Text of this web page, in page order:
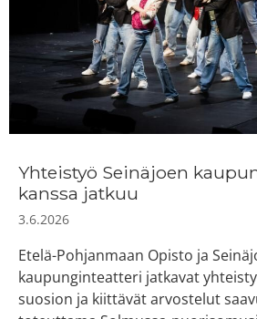
Yhteistyö Seinäjoen
kanssa jatkuu
3.6.2026
Etelä-Pohjanmaan Opisto ja
kaupunginteatteri jatkavat
suosion ja kiittävät arvostelut